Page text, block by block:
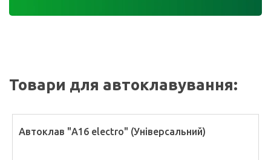
Товари для автоклавування:
Автоклав "А16 electro" (Універсальний)